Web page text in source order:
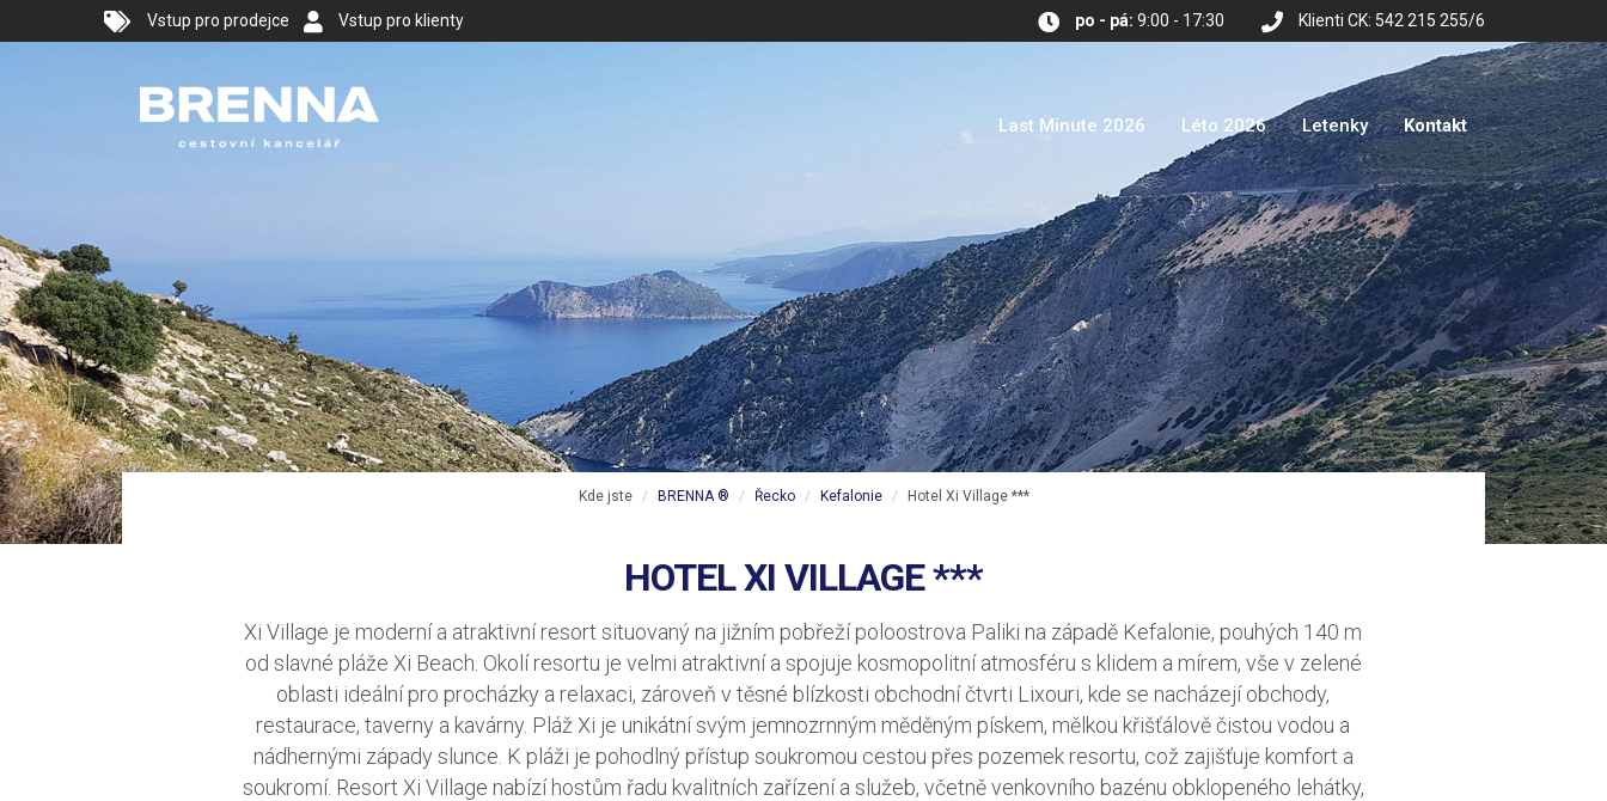
Vstup pro prodejce Vstup pro klienty Klienti CK: 542 215 255/6
po - pá: 9:00 - 17:30
Last Minute 2026 Léto 2026 Letenky Kontakt
Kde jste BRENNA ® Řecko Kefalonie Hotel Xi Village ***
HOTEL XI VILLAGE ***
Xi Village je moderní a atraktivní resort situovaný na jižním pobřeží poloostrova Paliki na západě Kefalonie, pouhých 140 m
od slavné pláže Xi Beach. Okolí resortu je velmi atraktivní a spojuje kosmopolitní atmosféru s klidem a mírem, vše v zelené
oblasti ideální pro procházky a relaxaci, zároveň v těsné blízkosti obchodní čtvrti Lixouri, kde se nacházejí obchody,
restaurace, taverny a kavárny. Pláž Xi je unikátní svým jemnozrnným měděným pískem, mělkou křišťálově čistou vodou a
nádhernými západy slunce. K pláži je pohodlný přístup soukromou cestou přes pozemek resortu, což zajišťuje komfort a
soukromí. Resort Xi Village nabízí hostům řadu kvalitních zařízení a služeb, včetně venkovního bazénu obklopeného lehátky,